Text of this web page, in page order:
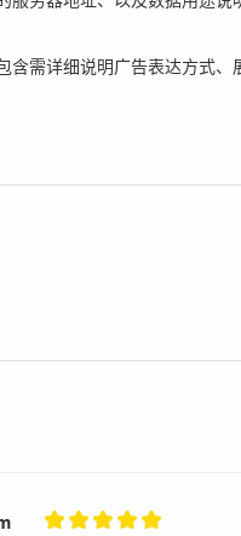
含需详细说明广告表达方式、